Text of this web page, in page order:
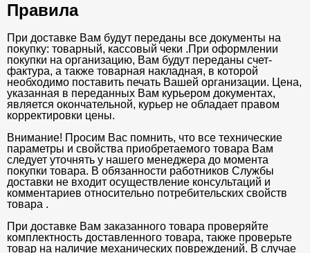
Правила
При доставке Вам будут переданы все документы на
покупку: товарный, кассовый чеки .При оформлении
покупки на организацию, Вам будут переданы счет-
фактура, а также товарная накладная, в которой
необходимо поставить печать Вашей организации. Цена,
указанная в переданных Вам курьером документах,
является окончательной, курьер не обладает правом
корректировки цены.
Внимание! Просим Вас помнить, что все технические
параметры и свойства приобретаемого товара Вам
следует уточнять у нашего менеджера до момента
покупки товара. В обязанности работников Службы
доставки не входит осуществление консультаций и
комментариев относительно потребительских свойств
товара .
При доставке Вам заказанного товара проверяйте
комплектность доставленного товара, также проверьте
товар на наличие механических повреждений. В случае